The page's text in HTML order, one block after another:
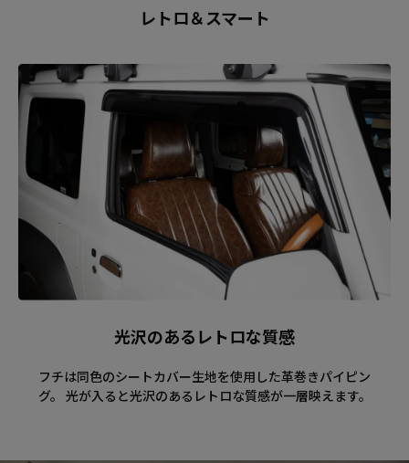
レトロ＆スマート
光沢のあるレトロな質感
フチは同色のシートカバー生地を使用した革巻きパイピン
グ。 光が入ると光沢のあるレトロな質感が一層映えます。